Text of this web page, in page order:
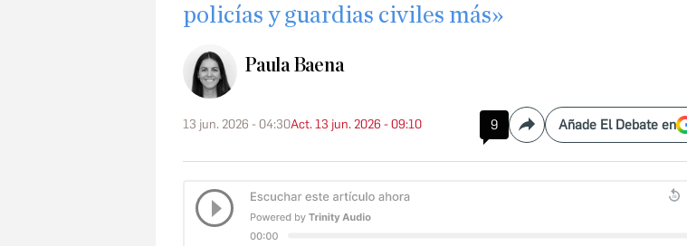
policías y guardias civiles más»
Paula Baena
13 jun. 2026 - 04:30Act. 13 jun. 2026 - 09:10 9 CompartirAñade El Debate en